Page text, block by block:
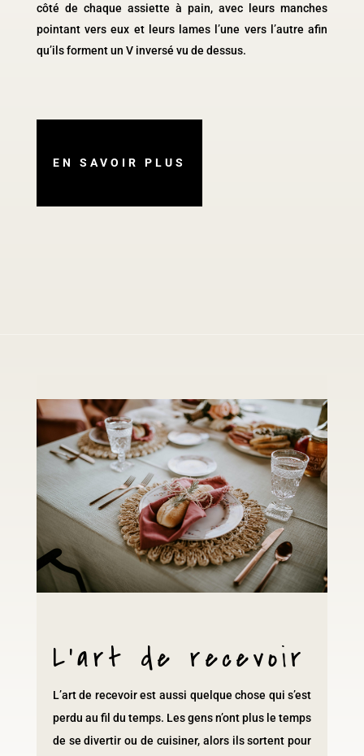
côté de chaque assiette à pain, avec leurs manches
pointant vers eux et leurs lames l’une vers l’autre afin
qu’ils forment un V inversé vu de dessus.
EN SAVOIR PLUS
L’art de recevoir
L’art de recevoir est aussi quelque chose qui s’est
perdu au fil du temps. Les gens n’ont plus le temps
de se divertir ou de cuisiner, alors ils sortent pour